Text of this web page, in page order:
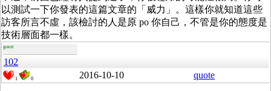
以測試一下你發表的這篇文章的「威力」。這樣你就知道這些
訪客所言不虛，該檢討的人是原 po 你自己，不管是你的態度是
技術層面都一樣。
guest
102
1 0 2016-10-10 quote